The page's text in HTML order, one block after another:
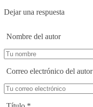
Dejar una respuesta
Nombre del autor
Correo electrónico del autor